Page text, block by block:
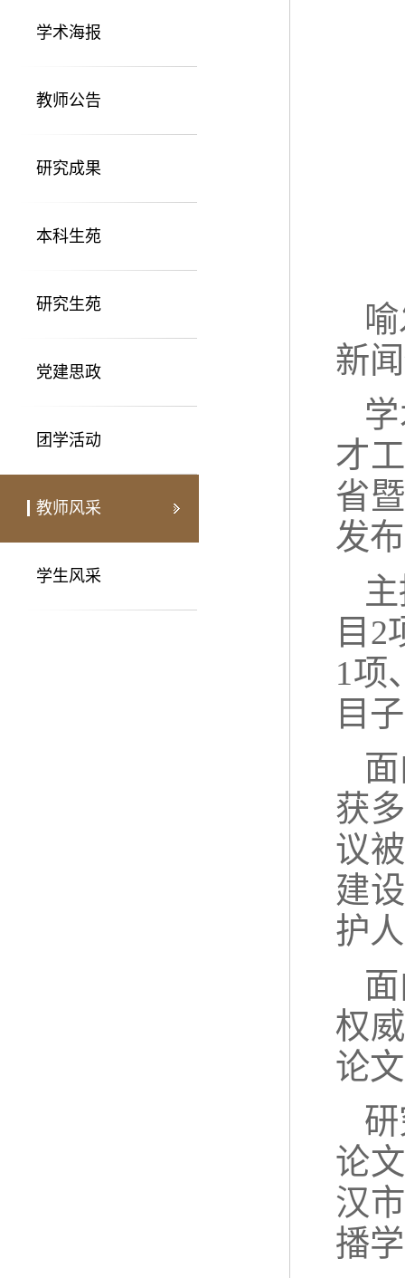
学术海报
教师公告
研究成果
本科生苑
研究生苑
党建思政
团学活动
教师风采
学生风采
新
才
省
发
目
1项
目
获
议
建
护
权
论
论
汉
播